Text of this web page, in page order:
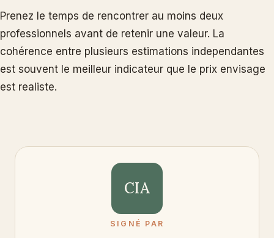
Prenez le temps de rencontrer au moins deux
professionnels avant de retenir une valeur. La
cohérence entre plusieurs estimations independantes
est souvent le meilleur indicateur que le prix envisage
est realiste.
CIA
SIGNÉ PAR